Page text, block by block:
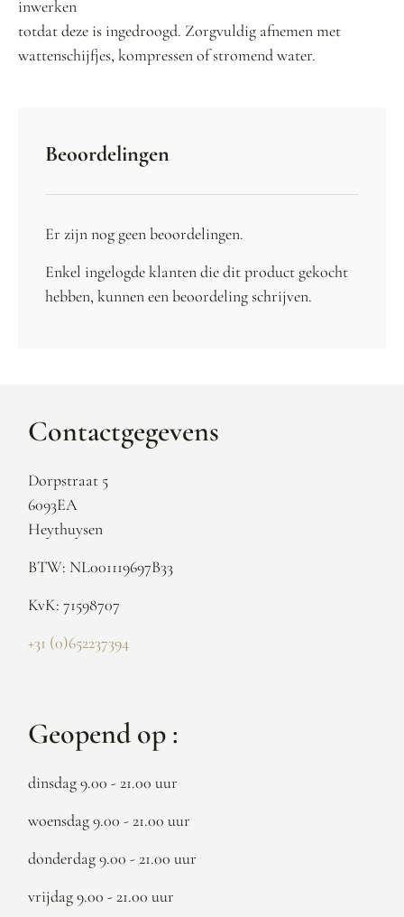
inwerken
totdat deze is ingedroogd. Zorgvuldig afnemen met
wattenschijfjes, kompressen of stromend water.
Beoordelingen
Er zijn nog geen beoordelingen.
Enkel ingelogde klanten die dit product gekocht
hebben, kunnen een beoordeling schrijven.
Contactgegevens
Dorpstraat 5
6093EA
Heythuysen
BTW: NL001119697B33
KvK: 71598707
+31 (0)652237394
Geopend op :
dinsdag 9.00 - 21.00 uur
woensdag 9.00 - 21.00 uur
donderdag 9.00 - 21.00 uur
vrijdag 9.00 - 21.00 uur